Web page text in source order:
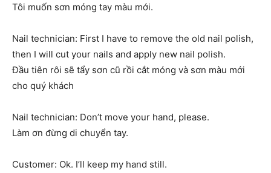
Tôi muốn sơn móng tay màu mới.
Nail technician: First I have to remove the old nail polish,
then I will cut your nails and apply new nail polish.
Đầu tiên rôi sẽ tẩy sơn cũ rồi cắt móng và sơn màu mới
cho quý khách
Nail technician: Don’t move your hand, please.
Làm ơn đừng di chuyển tay.
Customer: Ok. I’ll keep my hand still.